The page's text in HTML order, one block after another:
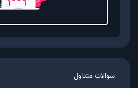
ثبت نام و احراز هویت در
سوالات متداول